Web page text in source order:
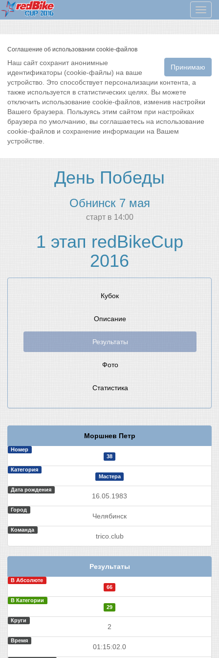
Меню
Соглашение об использовании cookie-файлов
Принимаю
Наш сайт сохранит анонимные
идентификаторы (cookie-файлы) на ваше
устройство. Это способствует персонализации контента, а
также используется в статистических целях. Вы можете
отключить использование cookie-файлов, изменив настройки
Вашего браузера. Пользуясь этим сайтом при настройках
браузера по умолчанию, вы соглашаетесь на использование
cookie-файлов и сохранение информации на Вашем
устройстве.
День Победы
Обнинск 7 мая
cтарт в 14:00
1 этап redBikeCup
2016
Кубок
Описание
Результаты
Фото
Статистика
Моршнев Петр
Номер
38
Категория
Мастера
Дата рождения
16.05.1983
Город
Челябинск
Команда
trico.club
Результаты
В Абсолюте
66
В Категории
29
Круги
2
Время
01:15:02.0